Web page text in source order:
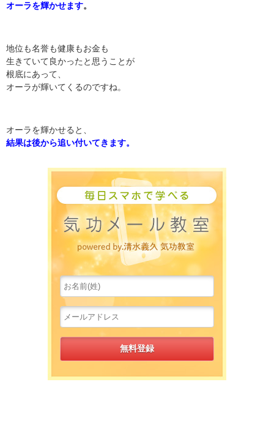
オーラを輝かせます。
地位も名誉も健康もお金も
生きていて良かったと思うことが
根底にあって、
オーラが輝いてくるのですね。
オーラを輝かせると、
結果は後から追い付いてきます。